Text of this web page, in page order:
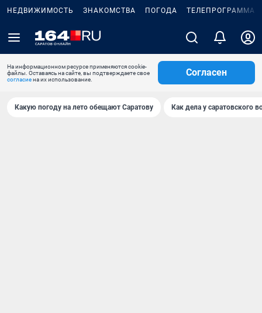
НЕДВИЖИМОСТЬ ЗНАКОМСТВА ПОГОДА ТЕЛЕПРОГРАММА
На информационном ресурсе применяются cookie-
файлы. Оставаясь на сайте, вы подтверждаете свое
согласиена их использование.
Согласен
Какую погоду на лето обещают Саратову Как дела у саратовского